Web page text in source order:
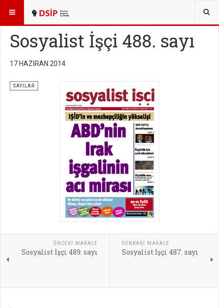
BURADASINIZ: YAYINLAR
Sosyalist İşçi 488. sayı
17 HAZIRAN 2014
SAYILAR
ÖNCEKI MAKALE
Sosyalist İşçi 489. sayı
SONRAKI MAKALE
Sosyalist İşçi 487. sayı